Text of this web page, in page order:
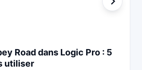
Road dans Logic Pro : 5
utiliser